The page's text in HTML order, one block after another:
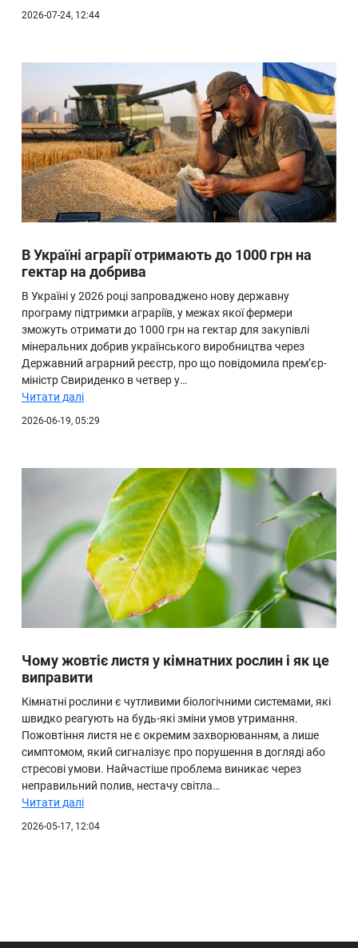
2026-07-24, 12:44
В Україні аграрії отримають до 1000 грн на
гектар на добрива
В Україні у 2026 році запроваджено нову державну
програму підтримки аграріїв, у межах якої фермери
зможуть отримати до 1000 грн на гектар для закупівлі
мінеральних добрив українського виробництва через
Державний аграрний реєстр, про що повідомила прем’єр-
міністр Свириденко в четвер у…
Читати далі
2026-06-19, 05:29
Чому жовтіє листя у кімнатних рослин і як це
виправити
Кімнатні рослини є чутливими біологічними системами, які
швидко реагують на будь-які зміни умов утримання.
Пожовтіння листя не є окремим захворюванням, а лише
симптомом, який сигналізує про порушення в догляді або
стресові умови. Найчастіше проблема виникає через
неправильний полив, нестачу світла…
Читати далі
2026-05-17, 12:04